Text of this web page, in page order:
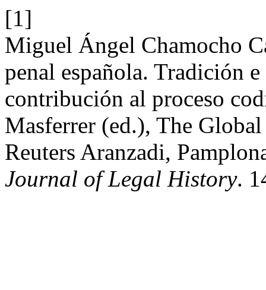
[1]
Miguel Ángel Chamocho
penal española. Tradición
contribución al proceso
Masferrer (ed.), The
Reuters Aranzadi,
Journal of Legal History.